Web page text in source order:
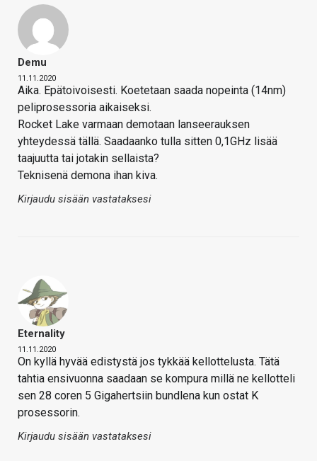
Demu
11.11.2020
Aika. Epätoivoisesti. Koetetaan saada nopeinta (14nm)
peliprosessoria aikaiseksi.
Rocket Lake varmaan demotaan lanseerauksen
yhteydessä tällä. Saadaanko tulla sitten 0,1GHz lisää
taajuutta tai jotakin sellaista?
Teknisenä demona ihan kiva.
Kirjaudu sisään vastataksesi
Eternality
11.11.2020
On kyllä hyvää edistystä jos tykkää kellottelusta. Tätä
tahtia ensivuonna saadaan se kompura millä ne kellotteli
sen 28 coren 5 Gigahertsiin bundlena kun ostat K
prosessorin.
Kirjaudu sisään vastataksesi